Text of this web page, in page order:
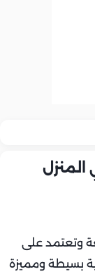
وتعتمد على
بسيطة ومميزة